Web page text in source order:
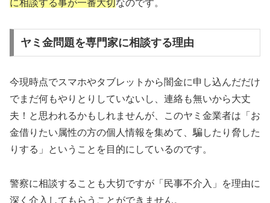
に相談する事が一番大切 なのです。
ヤミ金問題を専門家に相談する理由
今現時点でスマホやタブレットから闇金に申し込んだだけ
でまだ何もやりとりしていないし、連絡も無いから大丈
夫！と思われるかもしれませんが、このヤミ金業者は「お
金借りたい属性の方の個人情報を集めて、騙したり脅した
りする」ということを目的にしているのです。
警察に相談することも大切ですが「民事不介入」を理由に
深く介入してもらうことができません。